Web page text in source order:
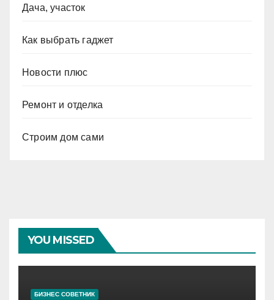
Дача, участок
Как выбрать гаджет
Новости плюс
Ремонт и отделка
Строим дом сами
YOU MISSED
БИЗНЕС СОВЕТНИК